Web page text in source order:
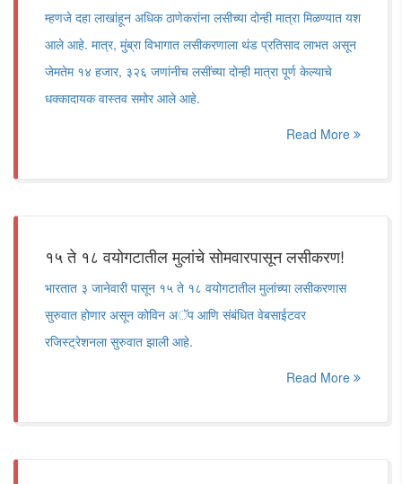
म्हणजे दहा लाखांहून अधिक ठाणेकरांना लसीच्या दोन्ही मात्रा मिळण्यात यश
आले आहे. मात्र, मुंब्रा विभागात लसीकरणाला थंड प्रतिसाद लाभत असून
जेमतेम १४ हजार, ३२६ जणांनीच लसींच्या दोन्ही मात्रा पूर्ण केल्याचे
धक्कादायक वास्तव समोर आले आहे.
Read More
१५ ते १८ वयोगटातील मुलांचे सोमवारपासून लसीकरण!
भारतात ३ जानेवारी पासून १५ ते १८ वयोगटातील मुलांच्या लसीकरणास
सुरुवात होणार असून कोविन अॅप आणि संबंधित वेबसाईटवर
रजिस्ट्रेशनला सुरुवात झाली आहे.
Read More